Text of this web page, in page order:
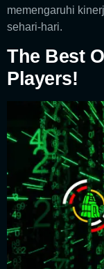
memengaruhi
sehari-hari.
The Best
Players!